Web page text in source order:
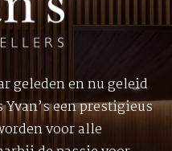
geleden en nu geleid
een prestigieus
voor alle